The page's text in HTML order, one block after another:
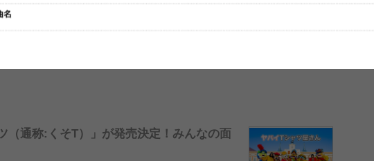
（通称:くそT）」が発売決定！みんなの面